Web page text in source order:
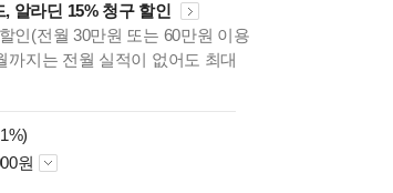
알라딘 15% 청구 할인
인(전월 30만원 또는 60만원 이용
까지는 전월 실적이 없어도 최대
원